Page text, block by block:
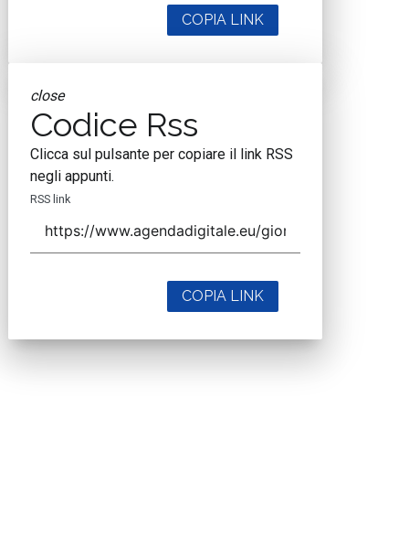
COPIA LINK
close
Codice Rss
Clicca sul pulsante per copiare il link RSS
negli appunti.
RSS link
COPIA LINK